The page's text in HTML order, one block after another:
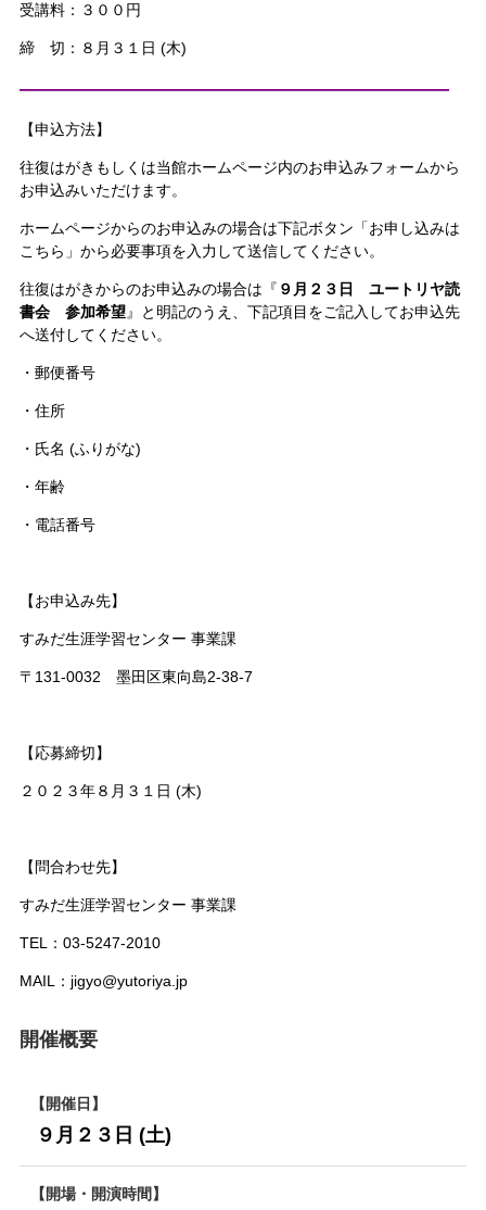
受講料：３００円
締 切：８月３１日 (木)
——————————————————————
【申込方法】
往復はがきもしくは当館ホームページ内のお申込みフォームから
お申込みいただけます。
ホームページからのお申込みの場合は下記ボタン「お申し込みは
こちら」から必要事項を入力して送信してください。
往復はがきからのお申込みの場合は『 ９月２３日
ユートリヤ読
書会 参加希望』と明記のうえ、下記項目をご記入してお申込先
へ送付してください。
・郵便番号
・住所
・氏名 (ふりがな)
・年齢
・電話番号
【お申込み先】
すみだ生涯学習センター 事業課
〒131-0032 墨田区東向島2-38-7
【応募締切】
２０２３年８月３１日 (木)
【問合わせ先】
すみだ生涯学習センター 事業課
TEL：03-5247-2010
MAIL：jigyo@yutoriya.jp
開催概要
開催日
９ 月２３日 (土)
開場・開演時間